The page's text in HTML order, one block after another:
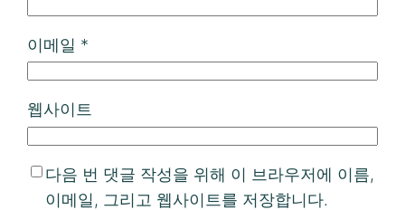
이메일 *
웹사이트
다음 번 댓글 작성을 위해 이 브라우저에 이름,
이메일, 그리고 웹사이트를 저장합니다.